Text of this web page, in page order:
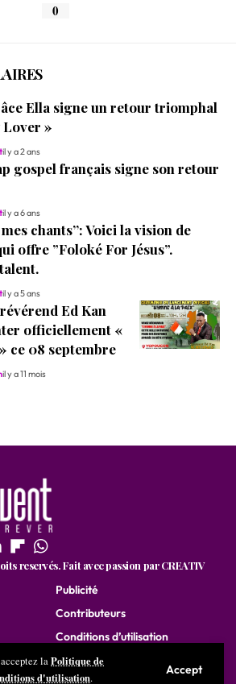
laPolitique de
d'utilisation.
Accept
0
Ella signe un retour triomphal
Lover »
il y a 2 ans
gospel français signe son retour
il y a 6 ans
chants’’: Voici la vision de
offre ”Foloké For Jésus”.
il y a 5 ans
Ed Kan
officiellement «
ce 08 septembre
il y a 11 mois
reservés. Fait avec passion par CREATIV
Publicité
Contributeurs
Conditions d’utilisation